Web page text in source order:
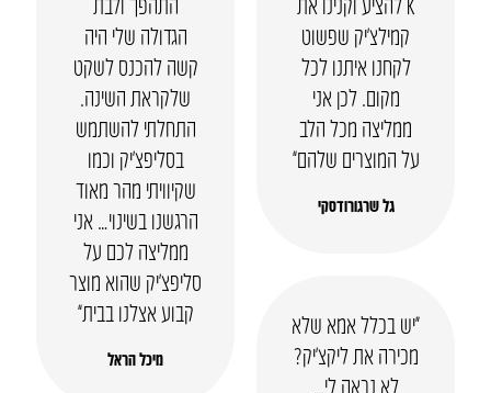
קמילצ’יק שפשוט
לקחנו איתנו לכל
מקום. לכן אני
ממליצה מכל הלב
על המוצרים שלהם”
גל שרגורודסקי
הגדולה שלי היה
קשה להכנס לשקט
שלקראת השינה.
התחלתי להשתמש
בסליפצ’יק וכמו
שקיוויתי מהר מאוד
הרגשנו בשינוי… אני
ממליצה לכם על
סליפצ’יק שהוא מוצר
קבוע אצלנו בבית”
מיכל הראל
“יש בכלל אמא שלא
מכירה את ליקצ’יק?
לא נראה לי…